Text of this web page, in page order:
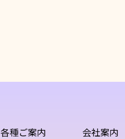
各種ご案内 会社案内